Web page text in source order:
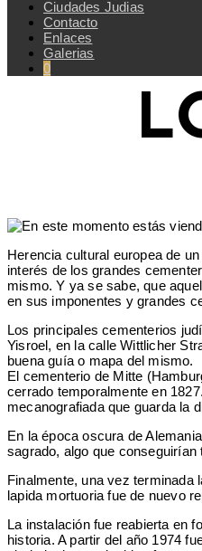
Ciudades Judias
Contacto
Enlaces
Galerias
0
Herencia cultural europea de
interés de los grandes
mismo. Y ya se sabe, que
en sus imponentes y grandes
Los principales cementerios
Yisroel, en la calle Wittlicher
buena guía o mapa del mismo.
El cementerio de Mitte
cerrado temporalmente en
mecanografiada que guarda la
En la época oscura de
sagrado, algo que
Finalmente, una vez terminada
lapida mortuoria fue de nuevo
La instalación fue reabierta en
historia. A partir del año 1974